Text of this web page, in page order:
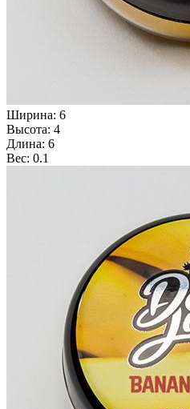
Ширина: 6
Высота: 4
Длина: 6
Вес: 0.1